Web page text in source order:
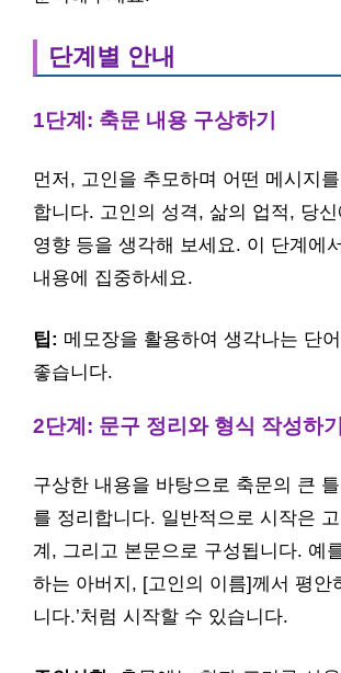
단계별 안내
1단계: 축문 내용 구상하기
먼저, 고인을 추모하며 어떤 메시지
합니다. 고인의 성격, 삶의 업적, 당
영향 등을 생각해 보세요. 이 단계에
내용에 집중하세요.
팁: 메모장을 활용하여 생각나는 단
좋습니다.
2단계: 문구 정리와 형식 작성하기
구상한 내용을 바탕으로 축문의 큰
를 정리합니다. 일반적으로 시작은
계, 그리고 본문으로 구성됩니다. 예
하는 아버지, [고인의 이름]께서 평안
니다.’처럼 시작할 수 있습니다.